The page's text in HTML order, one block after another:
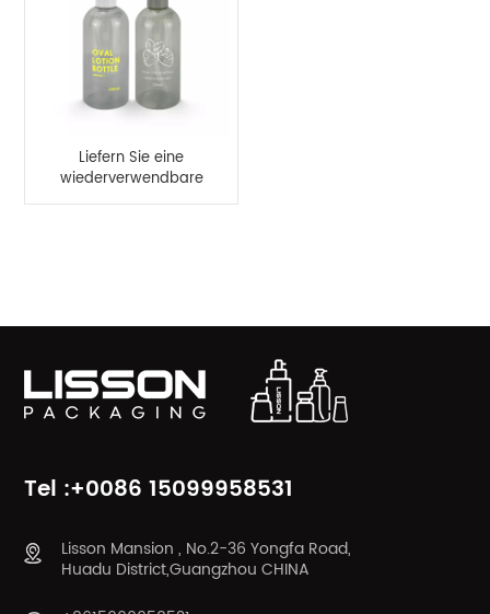
Liefern Sie eine
wiederverwendbare
220-ml-Plastikflasche
Tel :+0086 15099958531
Lisson Mansion , No.2-36 Yongfa Road,
Huadu District,Guangzhou CHINA